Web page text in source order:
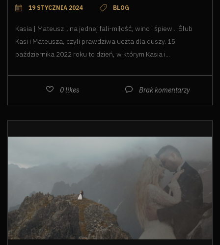
19 STYCZNIA 2024 BLOG
Kasia | Mateusz ...na jednej fali-miłość, wino i śpiew... Ślub
Kasi i Mateusza, czyli prawdziwa uczta dla duszy. 15
października 2022 roku to dzień, w którym Kasia i...
0likes Brak komentarzy